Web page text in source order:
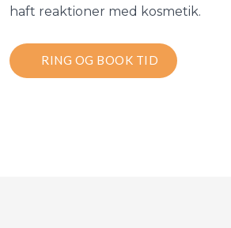
haft reaktioner med kosmetik.​
RING OG BOOK TID